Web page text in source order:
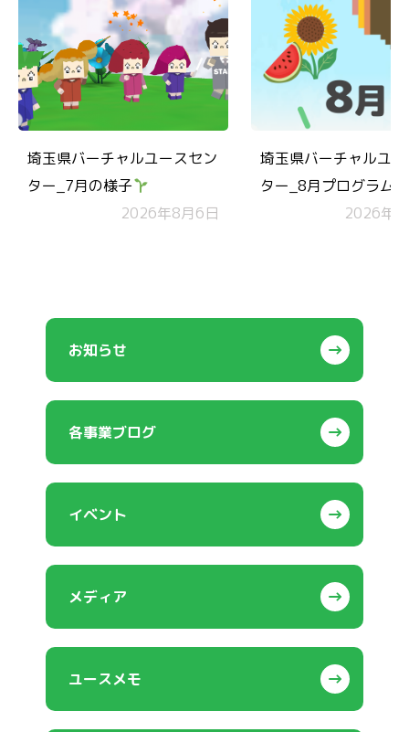
埼玉県バーチャルユースセン
ター_7月の様子
2026年8月6日
埼玉県バーチャルユ
ター_8月プログラム
2026年7
お知らせ
各事業ブログ
イベント
メディア
ユースメモ